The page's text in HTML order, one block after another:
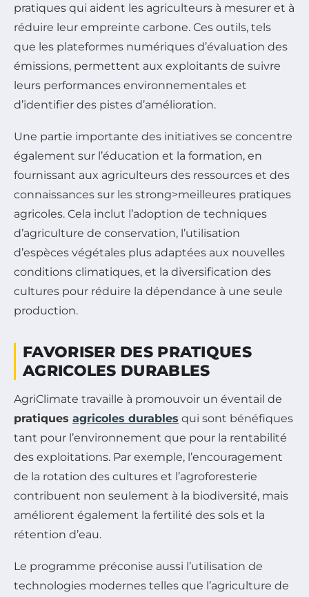
pratiques qui aident les agriculteurs à mesurer et à
réduire leur empreinte carbone. Ces outils, tels
que les plateformes numériques d’évaluation des
émissions, permettent aux exploitants de suivre
leurs performances environnementales et
d’identifier des pistes d’amélioration.
Une partie importante des initiatives se concentre
également sur l’éducation et la formation, en
fournissant aux agriculteurs des ressources et des
connaissances sur les strong>meilleures pratiques
agricoles. Cela inclut l’adoption de techniques
d’agriculture de conservation, l’utilisation
d’espèces végétales plus adaptées aux nouvelles
conditions climatiques, et la diversification des
cultures pour réduire la dépendance à une seule
production.
FAVORISER DES PRATIQUES
AGRICOLES DURABLES
AgriClimate travaille à promouvoir un éventail de
pratiques agricoles durables qui sont bénéfiques
tant pour l’environnement que pour la rentabilité
des exploitations. Par exemple, l’encouragement
de la rotation des cultures et l’agroforesterie
contribuent non seulement à la biodiversité, mais
améliorent également la fertilité des sols et la
rétention d’eau.
Le programme préconise aussi l’utilisation de
technologies modernes telles que l’agriculture de